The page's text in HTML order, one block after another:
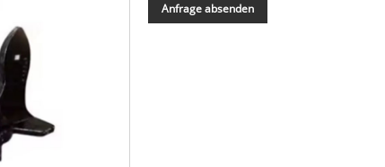
Anfrage absenden